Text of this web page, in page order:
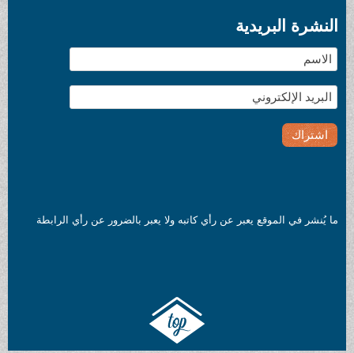
النشرة البريدية
ما يُنشر في الموقع يعبر عن رأي كاتبه ولا يعبر بالضرور عن رأي الرابطة